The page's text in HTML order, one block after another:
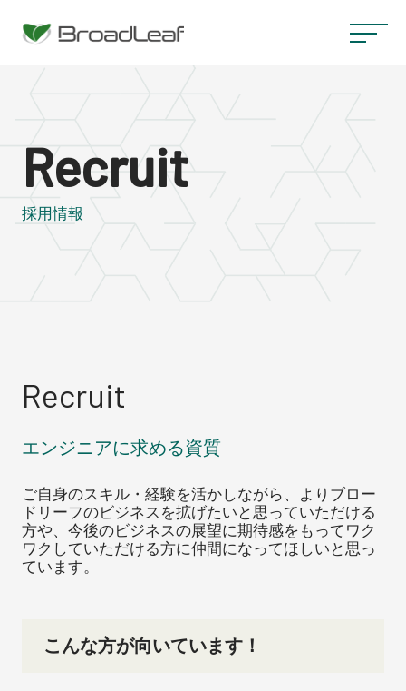
Recruit
採用情報
Recruit
エンジニアに求める資質
ご自身のスキル・経験を活かしながら、よりブロー
ドリーフのビジネスを拡げたいと思っていただける
方や、今後のビジネスの展望に期待感をもってワク
ワクしていただける方に仲間になってほしいと思っ
ています。
こんな方が向いています！